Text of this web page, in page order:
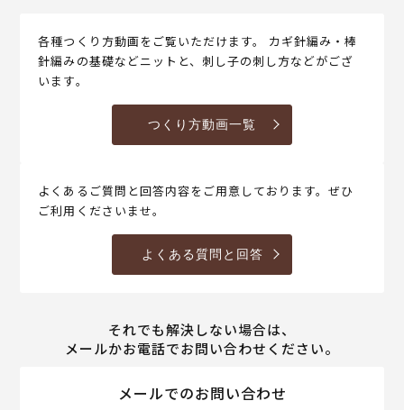
各種つくり方動画をご覧いただけます。 カギ針編み・棒
針編みの基礎などニットと、刺し子の刺し方などがござ
います。
つくり方動画一覧
よくあるご質問と回答内容をご用意しております。ぜひ
ご利用くださいませ。
よくある質問と回答
それでも解決しない場合は、
メールかお電話でお問い合わせください。
メールでのお問い合わせ